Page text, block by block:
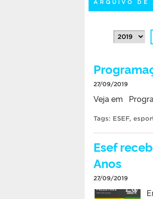
ARQUIVO DE
27/09/2019
Veja em
Tags: ESEF,
Esef
Anos
27/09/2019